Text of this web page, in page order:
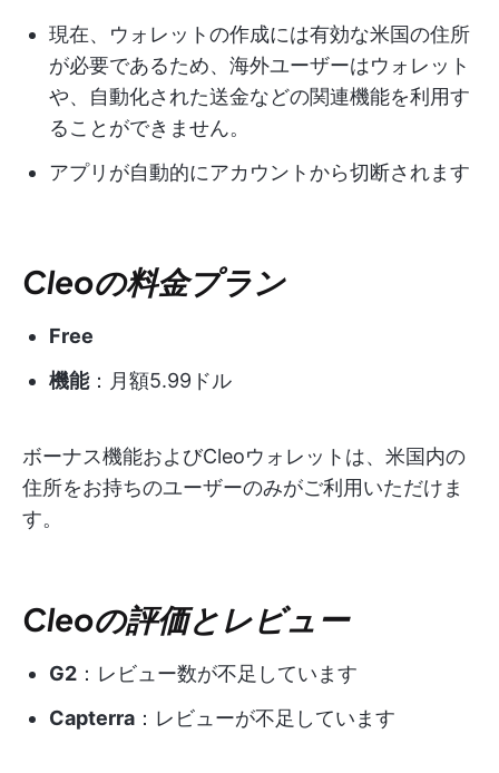
現在、ウォレットの作成には有効な米国の住所
が必要であるため、海外ユーザーはウォレット
や、自動化された送金などの関連機能を利用す
ることができません。
アプリが自動的にアカウントから切断されます
Cleoの料金プラン
Free
機能：月額5.99ドル
ボーナス機能およびCleoウォレットは、米国内の
住所をお持ちのユーザーのみがご利用いただけま
す。
Cleoの評価とレビュー
G2 ：レビュー数が不足しています
Capterra ：レビューが不足しています